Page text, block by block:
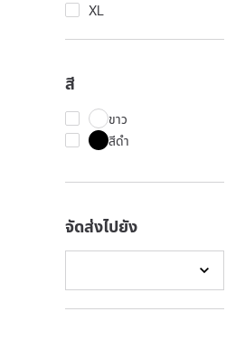
XL
สี
ขาว
สีดำ
จัดส่งไปยัง